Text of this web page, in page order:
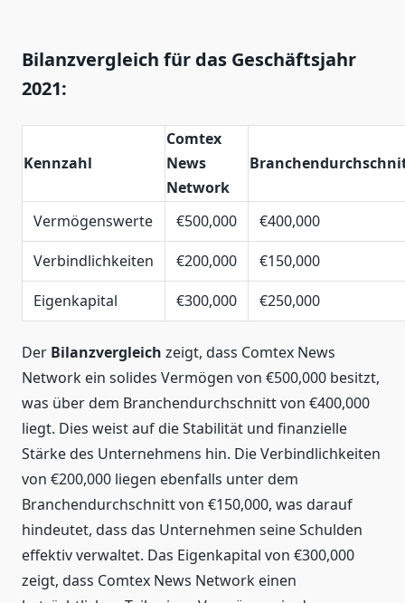
Bilanzvergleich für das Geschäftsjahr
2021:
Kennzahl
Comtex
News
Network
Vermögenswerte €500,000
€400,000
Verbindlichkeiten
€200,000
€150,000
Eigenkapital
€300,000 €250,000
Der Bilanzvergleich zeigt, dass Comtex News
Network ein solides Vermögen von €500,000 besitzt,
was über dem Branchendurchschnitt von €400,000
liegt. Dies weist auf die Stabilität und finanzielle
Stärke des Unternehmens hin. Die Verbindlichkeiten
von €200,000 liegen ebenfalls unter dem
Branchendurchschnitt von €150,000, was darauf
hindeutet, dass das Unternehmen seine Schulden
effektiv verwaltet. Das Eigenkapital von €300,000
zeigt, dass Comtex News Network einen